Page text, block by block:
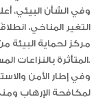
وفي الشأن البيئي،
التغير المناخي،
مركز لحماية
المتأثرة بالنزاعات المسلحة في إزالة الألغام والمخلفات الحربية.
وفي إطار الأمن
لمكافحة الإرهاب